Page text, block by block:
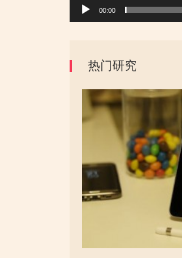
00:00
热门研究